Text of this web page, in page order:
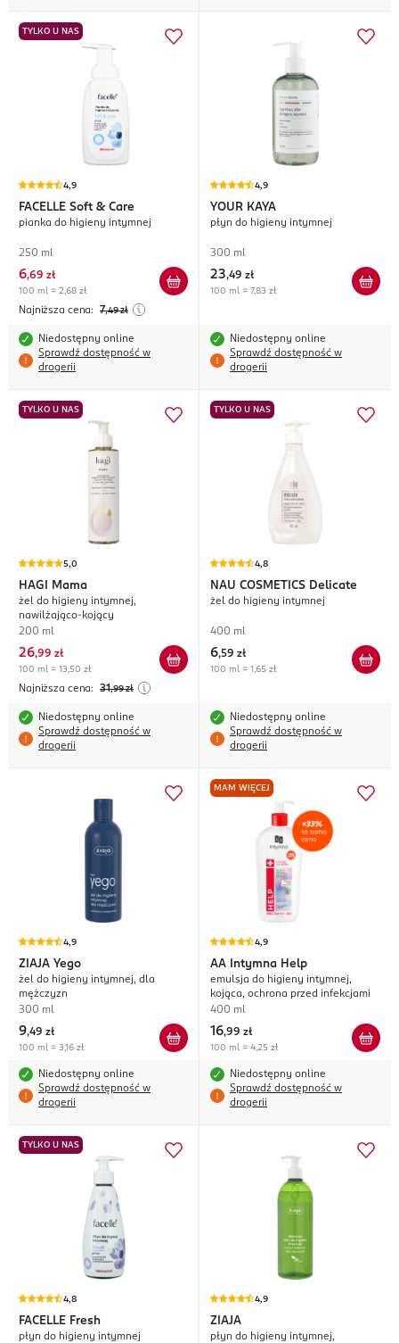
TYLKO U NAS
4,9
FACELLE Soft & Care
pianka do higieny intymnej
250 ml
6,69 zł
100 ml = 2,68 zł
Najniższa cena: 7,49 zł
Niedostępny online
Sprawdź dostępność w
drogerii
4,9
YOUR KAYA
płyn do higieny intymnej
300 ml
23,49 zł
100 ml = 7,83 zł
Niedostępny online
Sprawdź dostępność w
drogerii
TYLKO U NAS
5,0
HAGI Mama
żel do higieny intymnej,
nawilżająco-kojący
200 ml
26,99 zł
100 ml = 13,50 zł
Najniższa cena: 31,99 zł
Niedostępny online
Sprawdź dostępność w
drogerii
TYLKO U NAS
4,8
NAU COSMETICS Delicate
żel do higieny intymnej
400 ml
6,59 zł
100 ml = 1,65 zł
Niedostępny online
Sprawdź dostępność w
drogerii
4,9
ZIAJA Yego
żel do higieny intymnej, dla
mężczyzn
300 ml
9,49 zł
100 ml = 3,16 zł
Niedostępny online
Sprawdź dostępność w
drogerii
MAM WIĘCEJ
4,9
AA Intymna Help
emulsja do higieny intymnej,
kojąca, ochrona przed infekcjami
400 ml
16,99 zł
100 ml = 4,25 zł
Niedostępny online
Sprawdź dostępność w
drogerii
TYLKO U NAS
4,8
FACELLE Fresh
płyn do higieny intymnej
4,9
ZIAJA
płyn do higieny intymnej,